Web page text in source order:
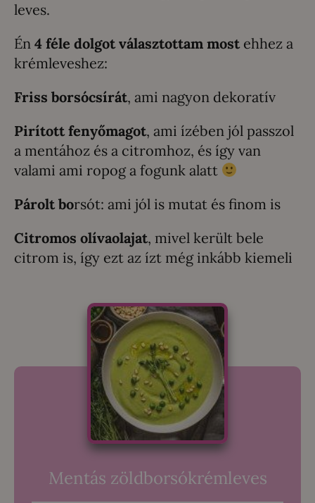
leves.
Én 4 féle dolgot választottam most ehhez a
krémleveshez:
Friss borsócsírát, ami nagyon dekoratív
Pirított fenyőmagot, ami ízében jól passzol
a mentához és a citromhoz, és így van
valami ami ropog a fogunk alatt
Párolt borsót: ami jól is mutat és finom is
Citromos olívaolajat, mivel került bele
citrom is, így ezt az ízt még inkább kiemeli
Mentás zöldborsókrémleves